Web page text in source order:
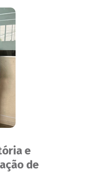
e
de